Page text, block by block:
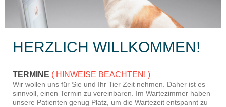
HERZLICH WILLKOMMEN!
TERMINE ( HINWEISE BEACHTEN! )
Wir wollen uns für Sie und Ihr Tier Zeit nehmen. Daher ist es
sinnvoll, einen Termin zu vereinbaren. Im Wartezimmer haben
unsere Patienten genug Platz, um die Wartezeit entspannt zu